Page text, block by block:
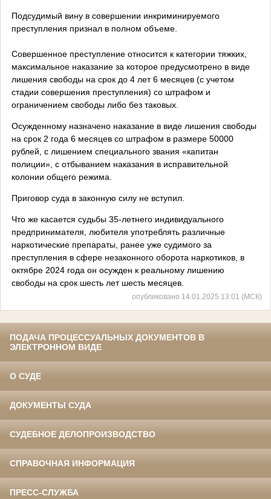
Подсудимый вину в совершении инкриминируемого
преступления признал в полном объеме.
Совершенное преступление относится к категории тяжких,
максимальное наказание за которое предусмотрено в виде
лишения свободы на срок до 4 лет 6 месяцев (с учетом
стадии совершения преступления) со штрафом и
ограничением свободы либо без таковых.
Осужденному назначено наказание в виде лишения свободы
на срок 2 года 6 месяцев со штрафом в размере 50000
рублей, с лишением специального звания «капитан
полиции», с отбыванием наказания в исправительной
колонии общего режима.
Приговор суда в законную силу не вступил.
Что же касается судьбы 35-летнего индивидуального
предпринимателя, любителя употреблять различные
наркотические препараты, ранее уже судимого за
преступления в сфере незаконного оборота наркотиков, в
октябре 2024 года он осужден к реальному лишению
свободы на срок шесть лет шесть месяцев.
опубликовано 14.01.2025 13:01 (МСК)
ПОДАЧА ПРОЦЕССУАЛЬНЫХ ДОКУМЕНТОВ В
ЭЛЕКТРОННОМ ВИДЕ
О СУДЕ
ДОКУМЕНТЫ СУДА
СУДЕБНОЕ ДЕЛОПРОИЗВОДСТВО
СПРАВОЧНАЯ ИНФОРМАЦИЯ
ПРЕСС-СЛУЖБА